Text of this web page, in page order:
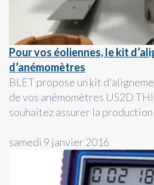
Pour vos éoliennes, le kit
d’anémomètres
BLET propose un kit
de vos anémomètres US2D
souhaitez assurer la production
samedi 9 janvier 2016